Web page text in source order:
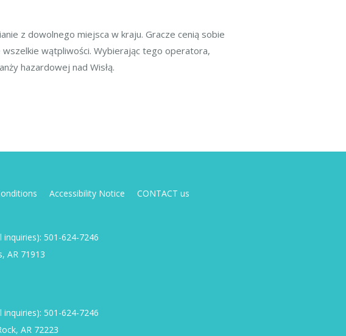
z dowolnego miejsca w kraju. Gracze cenią sobie
wątpliwości. Wybierając tego operatora,
hazardowej nad Wisłą.
Accessibility Notice CONTACT us
inquiries): 501-624-7246
AR 71913
inquiries): 501-624-7246
AR 72223